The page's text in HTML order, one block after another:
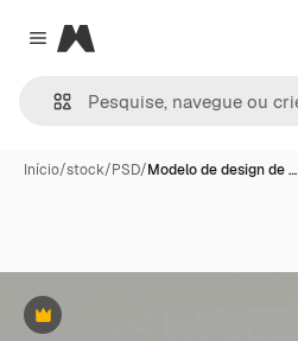
Close menu
Magnific
Início/stock/PSD/Modelo de design de …
Premium